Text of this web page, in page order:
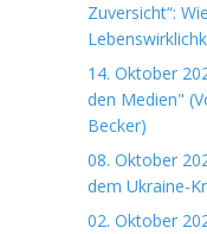
Zuversicht“:
14. Oktober
den Medien"
Becker)
08. Oktober
dem Ukraine-
02. Oktober